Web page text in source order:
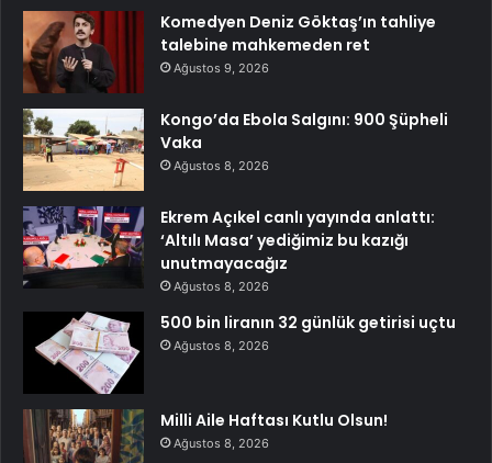
Komedyen Deniz Göktaş’ın tahliye
talebine mahkemeden ret
Ağustos 9, 2026
Kongo’da Ebola Salgını: 900 Şüpheli
Vaka
Ağustos 8, 2026
Ekrem Açıkel canlı yayında anlattı:
‘Altılı Masa’ yediğimiz bu kazığı
unutmayacağız
Ağustos 8, 2026
500 bin liranın 32 günlük getirisi uçtu
Ağustos 8, 2026
Milli Aile Haftası Kutlu Olsun!
Ağustos 8, 2026